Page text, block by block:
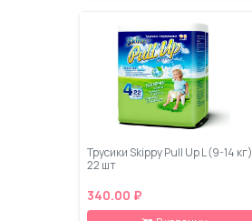
Трусики Skippy Pull Up L (9-14 кг)
22 шт
340.00 ₽